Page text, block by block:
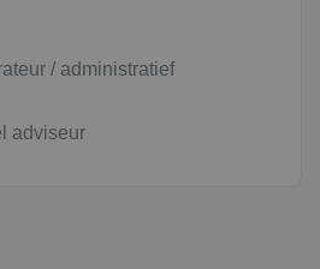
/ administratief
adviseur